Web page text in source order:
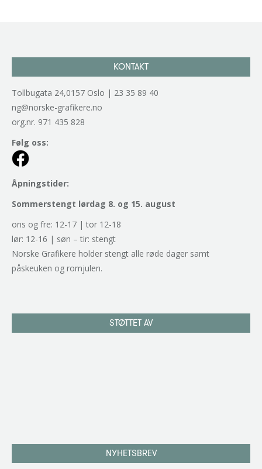
KONTAKT
Tollbugata 24,0157 Oslo | 23 35 89 40
ng@norske-grafikere.no
org.nr. 971 435 828
Følg oss:
Åpningstider:
Sommerstengt lørdag 8. og 15. august
ons og fre: 12-17 | tor 12-18
lør: 12-16 | søn – tir: stengt
Norske Grafikere holder stengt alle røde dager samt
påskeuken og romjulen.
STØTTET AV
NYHETSBREV